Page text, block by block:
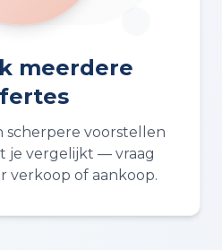
meerdere
scherpere voorstellen
je vergelijkt — vraag
verkoop of aankoop.